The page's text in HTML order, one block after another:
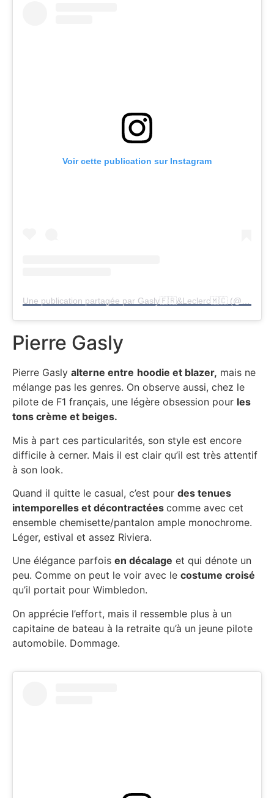
Pierre Gasly
Pierre Gasly alterne entre hoodie et blazer, mais ne
mélange pas les genres. On observe aussi, chez le
pilote de F1 français, une légère obsession pour les
tons crème et beiges.
Mis à part ces particularités, son style est encore
difficile à cerner. Mais il est clair qu’il est très attentif
à son look.
Quand il quitte le casual, c’est pour des tenues
intemporelles et décontractées comme avec cet
ensemble chemisette/pantalon ample monochrome.
Léger, estival et assez Riviera.
Une élégance parfois en décalage et qui dénote un
peu. Comme on peut le voir avec le costume croisé
qu’il portait pour Wimbledon.
On apprécie l’effort, mais il ressemble plus à un
capitaine de bateau à la retraite qu’à un jeune pilote
automobile. Dommage.
Voir cette publication sur Instagram
Une publication partagée par Gasly🇫🇷&Leclerc🇲🇨 (@pierregasly_charlesleclerc)